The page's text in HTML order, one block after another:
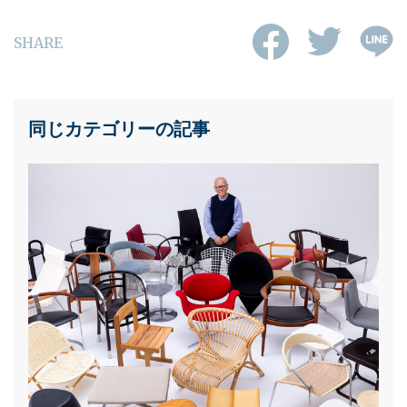
SHARE
同じカテゴリーの記事